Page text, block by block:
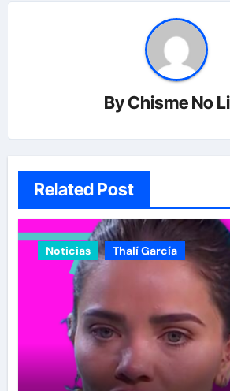
ByChisme No
Related Post
Noticias Thalí García